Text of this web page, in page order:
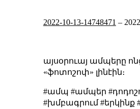
2022-10-13-14748471 –
այսօրուայ ամպերը
«ֆոտոշոփ» լինէին։
#ամպ #ամպեր
#խմբագրում